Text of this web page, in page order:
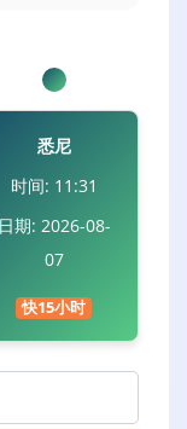
悉尼
时间: 11:31
日期: 2026-08-
07
快15小时